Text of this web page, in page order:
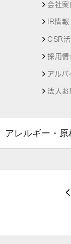
会社案
IR情報
CSR
採用情
アル
法人お
アレルギー・